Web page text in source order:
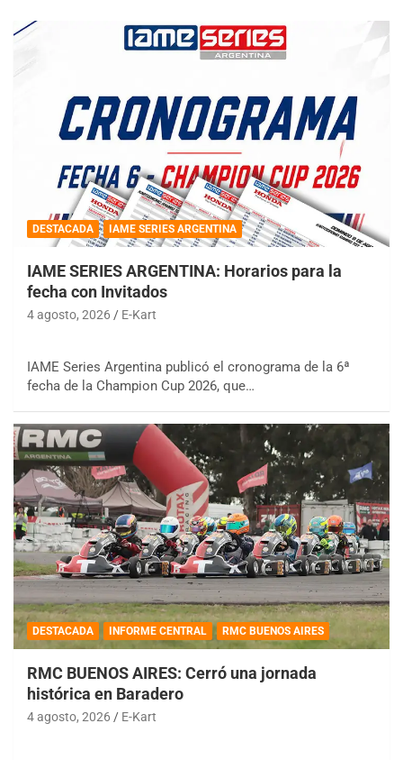
DESTACADA IAME SERIES ARGENTINA
IAME SERIES ARGENTINA: Horarios para la
fecha con Invitados
4 agosto, 2026 E-Kart
IAME Series Argentina publicó el cronograma de la 6ª
fecha de la Champion Cup 2026, que…
DESTACADA INFORME CENTRAL RMC BUENOS AIRES
RMC BUENOS AIRES: Cerró una jornada
histórica en Baradero
4 agosto, 2026 E-Kart